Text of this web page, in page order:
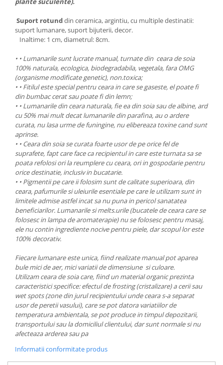
Suport rotunddin ceramica, argintiu, cu multiple destinatii:
suport lumanare, suport bijuterii, decor.
Inaltime: 1 cm, diametrul: 8cm.
• • Lumanarile sunt lucrate manual, turnate din ceara de soia
100% naturala, ecologica, biodegradabila, vegetala, fara OMG
(organisme modificate genetic), non.toxica;
• • Fitilul este special pentru ceara in care se gaseste, el poate fi
din bumbac cerat sau poate fi din lemn;
• • Lumanarile din ceara naturala, fie ea din soia sau de albine, ard
cu 50% mai mult decat lumanarile din parafina, au o ardere
curata, nu lasa urme de funingine, nu elibereaza toxine cand sunt
aprinse.
• • Ceara din soia se curata foarte usor de pe orice fel de
suprafete, fapt care face ca recipientul in care este turnata sa se
poata refolosi ori la reumplere cu ceara, ori in gospodarie pentru
orice destinatie, inclusiv in bucatarie.
• • Pigmentii pe care ii folosim sunt de calitate superioara, din
ceara, pafumurile si uleiurile esentiale pe care le utilizam sunt in
limitele admise astfel incat sa nu puna in pericol sanatatea
beneficiarilor. Lumanarile si melts.urile (bucatele de ceara care se
folosesc in lampa de aromaterapie) nu se folosesc pentru masaj,
ele nu contin ingrediente nocive pentru piele, dar scopul lor este
100% decorativ.
Fiecare lumanare este unica, fiind realizate manual pot aparea
bule mici de aer, mici variatii de dimensiune si culoare.
Utilizam ceara de soia care, fiind un material organic prezinta
caracteristici specifice: efectul de frosting (cristalizare) a cerii sau
wet spots (zone din jurul recipientului unde ceara s-a separat
usor de peretii vasului), care se pot datora variatiilor de
temperatura ambientala, se pot produce in timpul depozitarii,
transportului sau la domiciliul clientului, dar sunt normale si nu
afecteaza arderea sau pa
Informatii conformitate produs